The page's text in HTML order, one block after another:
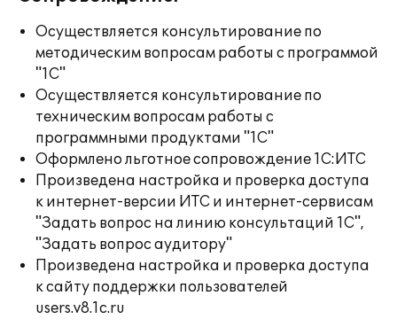
Осуществляется консультирование по
методическим вопросам работы с программой
"1С"
Осуществляется консультирование по
техническим вопросам работы с
программными продуктами "1С"
Оформлено льготное сопровождение 1С:ИТС
Произведена настройка и проверка доступа
к интернет-версии ИТС и интернет-сервисам
"Задать вопрос на линию консультаций 1С",
"Задать вопрос аудитору"
Произведена настройка и проверка доступа
к сайту поддержки пользователей
users.v8.1c.ru